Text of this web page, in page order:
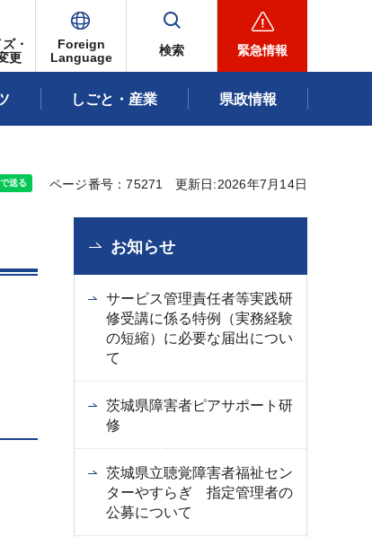
・
更
Foreign
Language
検索 緊急情報
しごと・産業 県政情報
ページ番号：75271 更新日:2026年7月14日
お知らせ
サービス管理責任者等実践研
修受講に係る特例（実務経験
の短縮）に必要な届出につい
て
茨城県障害者ピアサポート研
修
茨城県立聴覚障害者福祉セン
ターやすらぎ 指定管理者の
公募について